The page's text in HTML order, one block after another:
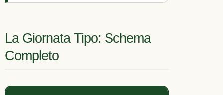
La Giornata Tipo: Schema
Completo